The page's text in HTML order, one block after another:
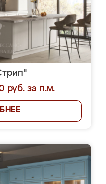
руб. за п.м.